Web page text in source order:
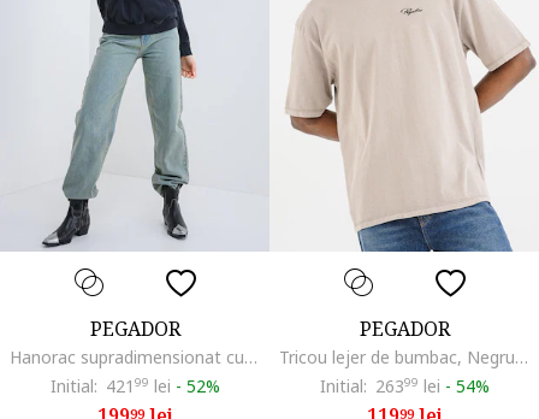
PEGADOR
Hanorac supradimensionat cu imprimeu logo, Negru stins/Roz prafuit
Initial: 421 99 lei - 52%
99
PEGADOR
Tricou lejer de bumbac, Negru/Gri deschis
Initial: 26399 lei - 54%
99